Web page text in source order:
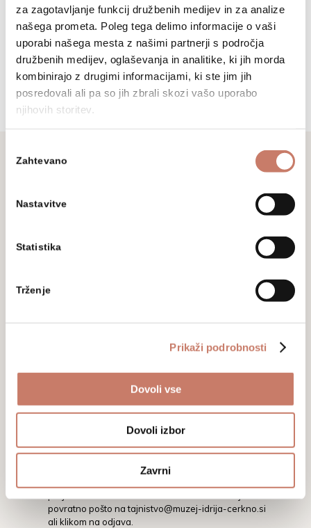
za zagotavljanje funkcij družbenih medijev in za analize
našega prometa. Poleg tega delimo informacije o vaši
uporabi našega mesta z našimi partnerji s področja
družbenih medijev, oglaševanja in analitike, ki jih morda
kombinirajo z drugimi informacijami, ki ste jim jih
posredovali ali pa so jih zbrali skozi vašo uporabo
njihovih storitev.
soglasja
Zahtevano
Nastavitve
Statistika
Trženje
Prikaži podrobnosti
Dovoli vse
Dovoli izbor
Zavrni
+386 (0)5 37 266 00
tajnistvo@muzej-idrija-
cerkno.si
Ne zamudite
aktualnim dogodkom, prireditvam in
Z vpisom svojega elektronskega naslova soglašate,
da vas Mestni muzej Idrija na vaš elektronski naslov
obvešča o dogodkih, aktivnostih in novostih.
podatkov ter pravic in obveznosti v tej zvezi, so
opredeljena v Politiki varstva osebnih podatkov, ki je
povratno pošto natajnistvo@muzej-idrija-cerkno.si
ali klikom na odjava.